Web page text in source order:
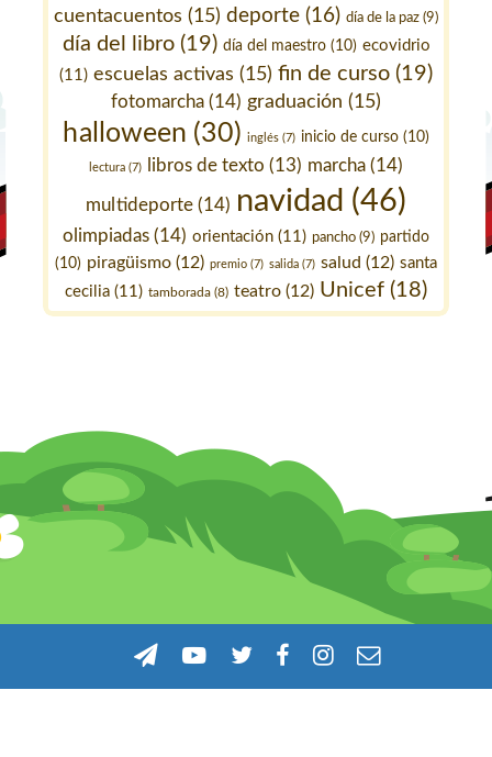
cuentacuentos (15) deporte (16) día de la paz (9)
día del libro(19) día del maestro(10) ecovidrio
(11) escuelas activas (15) fin de curso (19)
fotomarcha (14) graduación (15)
halloween (30) inglés(7) inicio de curso(10)
lectura (7) libros de texto (13) marcha (14)
multideporte(14) navidad (46)
olimpiadas (14) orientación (11) pancho (9) partido
(10) piragüismo (12) premio (7) salida (7) salud (12) santa
cecilia (11) tamborada (8) teatro (12) Unicef (18)